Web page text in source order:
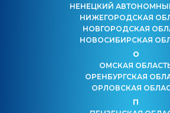
НЕНЕЦКИЙ
НИЖЕГОРОДСКАЯ
НОВГОРОДСКАЯ
НОВОСИБИРСКАЯ
О
ОМСКАЯ
ОРЕНБУРГСКАЯ
ОРЛОВСКАЯ
П